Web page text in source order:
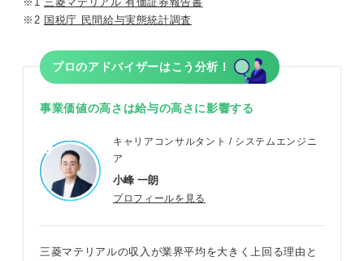
※2 国税庁 民間給与実態統計調査
プロのアドバイザーはこう分析！
事業価値の高さは給与の高さに影響する
キャリアコンサルタント / システムエンジニ
ア
小峰 一朗
プロフィールを見る
三菱マテリアルの収入が業界平均を大きく上回る理由と